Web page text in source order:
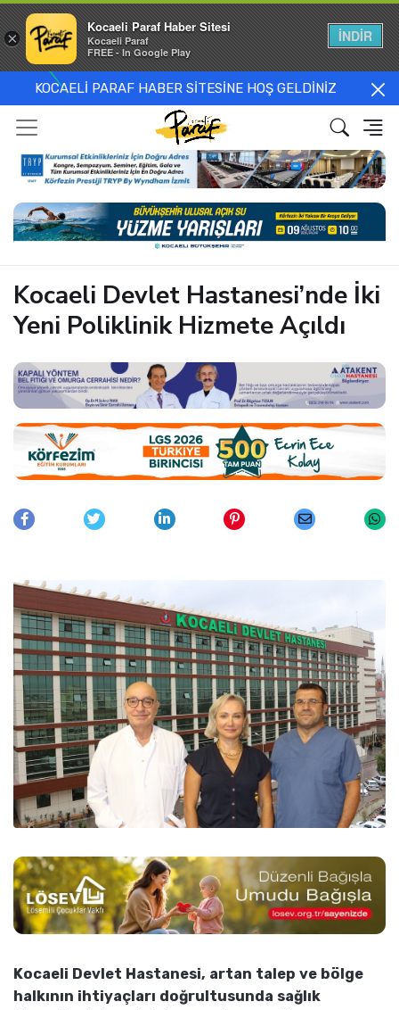
KOCAELİ PARAF HABER SİTESİNE HOŞ GELDİNİZ
Kocaeli Devlet Hastanesi’nde İki
Yeni Poliklinik Hizmete Açıldı
Kocaeli Devlet Hastanesi, artan talep ve bölge
halkının ihtiyaçları doğrultusunda sağlık
×
Kocaeli Paraf Haber Sitesi
Kocaeli Paraf
FREE - In Google Play
İNDİR